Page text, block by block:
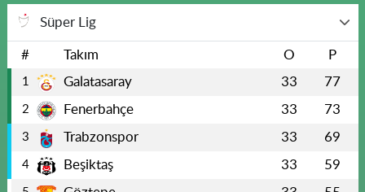
Süper Lig
# Takım O P
1 Galatasaray 33 77
2 Fenerbahçe 33 73
3 Trabzonspor 33 69
4 Beşiktaş 33 59